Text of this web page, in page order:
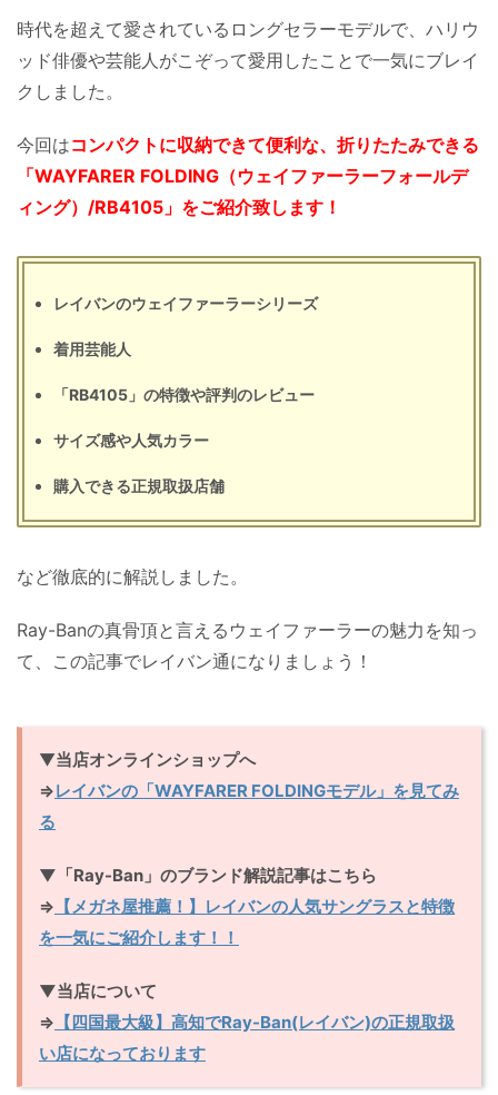
時代を超えて愛されているロングセラーモデルで、ハリウ
ッド俳優や芸能人がこぞって愛用したことで一気にブレイ
クしました。
今回はコンパクトに収納できて便利な、 折りたたみできる
「WAYFARER FOLDING（ウェイファーラーフォールデ
ィング）/RB4105」をご紹介致します！
レイバンのウェイファーラーシリーズ
着用芸能人
「RB4105」の特徴や評判のレビュー
サイズ感や人気カラー
購入できる正規取扱店舗
など徹底的に解説しました。
Ray-Banの真骨頂と言えるウェイファーラーの魅力を知っ
て、この記事でレイバン通になりましょう！
▼当店オンラインショップへ
⇒レイバンの「WAYFARER FOLDINGモデル」を見てみ
る
▼「Ray-Ban」のブランド解説記事はこちら
⇒ 【メガネ屋推薦！】レイバンの人気サングラスと特徴
を一気にご紹介します！！
▼当店について
⇒ 【四国最大級】高知でRay-Ban(レイバン)の正規取扱
い店になっております